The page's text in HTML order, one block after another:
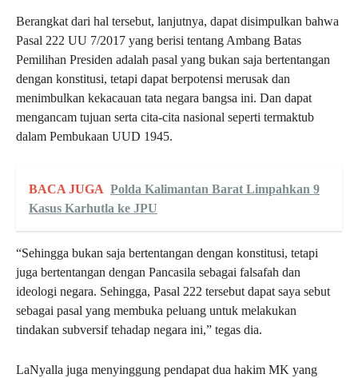
Berangkat dari hal tersebut, lanjutnya, dapat disimpulkan bahwa
Pasal 222 UU 7/2017 yang berisi tentang Ambang Batas
Pemilihan Presiden adalah pasal yang bukan saja bertentangan
dengan konstitusi, tetapi dapat berpotensi merusak dan
menimbulkan kekacauan tata negara bangsa ini. Dan dapat
mengancam tujuan serta cita-cita nasional seperti termaktub
dalam Pembukaan UUD 1945.
BACA JUGA Polda Kalimantan Barat Limpahkan 9
Kasus Karhutla ke JPU
“Sehingga bukan saja bertentangan dengan konstitusi, tetapi
juga bertentangan dengan Pancasila sebagai falsafah dan
ideologi negara. Sehingga, Pasal 222 tersebut dapat saya sebut
sebagai pasal yang membuka peluang untuk melakukan
tindakan subversif tehadap negara ini,” tegas dia.
LaNyalla juga menyinggung pendapat dua hakim MK yang